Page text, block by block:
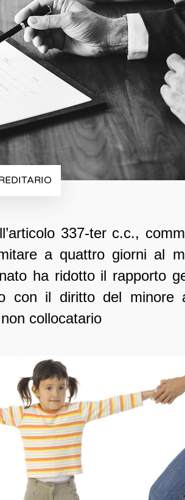
337-ter c.c.,
a quattro giorni al
ha ridotto il rapporto
con il diritto del minore
collocatario